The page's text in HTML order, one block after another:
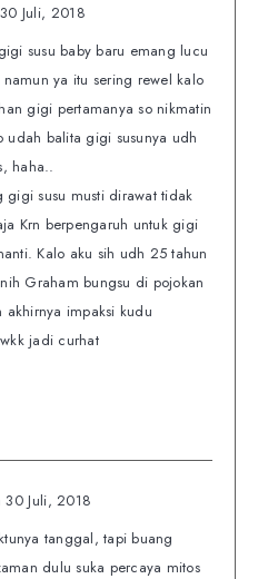
Juli, 2018
susu baby baru emang lucu
ya itu sering rewel kalo
gigi pertamanya so nikmatin
udah balita gigi susunya udh
haha..
gigi susu musti dirawat tidak
Krn berpengaruh untuk gigi
Kalo aku sih udh 25 tahun
Graham bungsu di pojokan
impaksi kudu
jadi curhat
30 Juli, 2018
tanggal, tapi buang
dulu suka percaya mitos